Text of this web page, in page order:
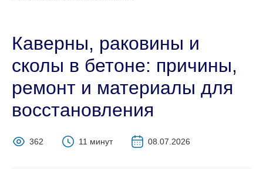
Каверны, раковины и
сколы в бетоне: причины,
ремонт и материалы для
восстановления
362 11 минут 08.07.2026